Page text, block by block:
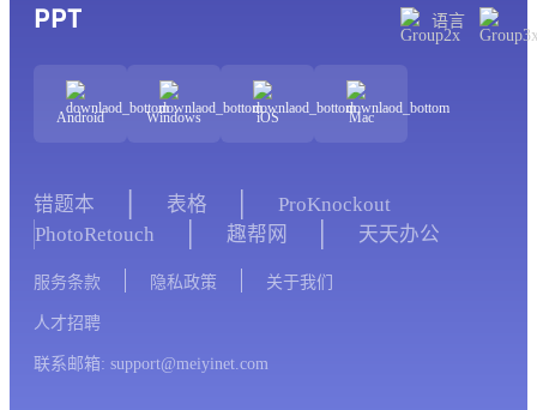
PPT 语言
Android Windows iOS Mac
错题本 表格
ProKnockout
PhotoRetouch
趣帮网 天天办公
服务条款 隐私政策 关于我们
人才招聘
联系邮箱: support@meiyinet.com